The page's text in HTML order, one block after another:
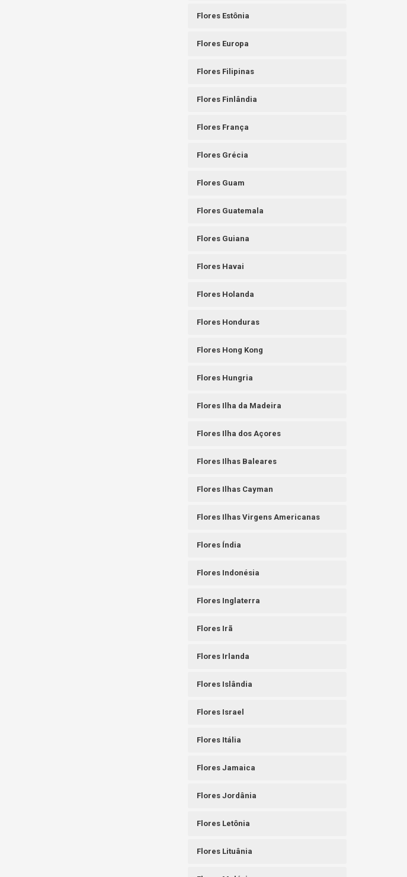
Flores Estônia
Flores Europa
Flores Filipinas
Flores Finlândia
Flores França
Flores Grécia
Flores Guam
Flores Guatemala
Flores Guiana
Flores Havai
Flores Holanda
Flores Honduras
Flores Hong Kong
Flores Hungria
Flores Ilha da Madeira
Flores Ilha dos Açores
Flores Ilhas Baleares
Flores Ilhas Cayman
Flores Ilhas Virgens Americanas
Flores Índia
Flores Indonésia
Flores Inglaterra
Flores Irã
Flores Irlanda
Flores Islândia
Flores Israel
Flores Itália
Flores Jamaica
Flores Jordânia
Flores Letônia
Flores Lituânia